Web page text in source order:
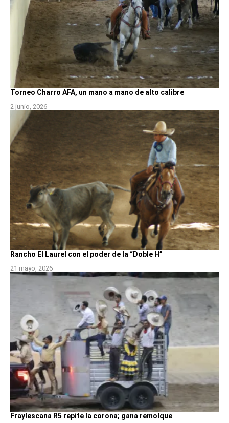
Torneo Charro AFA, un mano a mano de alto calibre
2 junio, 2026
Rancho El Laurel con el poder de la “Doble H”
21 mayo, 2026
Fraylescana R5 repite la corona; gana remolque